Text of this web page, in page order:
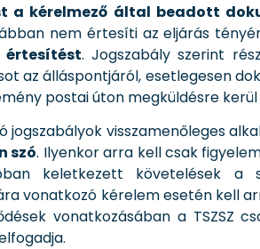
a kérelmező által beadott
nem értesíti az eljárás
. Jogszabály szerint
az álláspontjáról, esetlegesen
postai úton megküldésre
jogszabályok visszamenőleges
szó. Ilyenkor arra kell csak
keletkezett követelések a
vonatkozó kérelem esetén kell
vonatkozásában a